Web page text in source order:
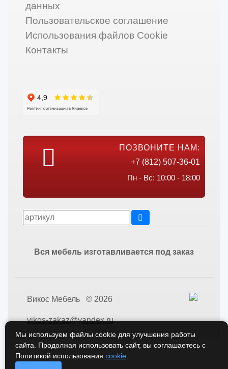
данных
Пользовательское соглашение
Использования файлов Cookie
Контакты
ПОЗВОНИТЕ НАМ:
+7 (812) 507-36-01
Пн - Вс: 10:00 - 18:00
Вся мебель изготавливается под заказ
Викос Мебель © 2026
vikos-zakaz@yandex.ru
Мы используем файлы cookie для улучшения работы
сайта. Продолжая использовать сайт, вы соглашаетесь с
Политикой использования cookie